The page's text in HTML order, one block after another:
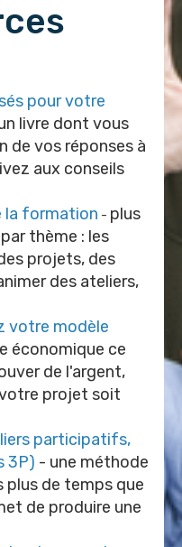
pour votre
livre dont vous
de vos réponses à
aux conseils
la formation - plus
thème : les
projets, des
des ateliers,
votre modèle
économique ce
de l'argent,
projet soit
participatifs,
3P) - une méthode
plus de temps que
de produire une